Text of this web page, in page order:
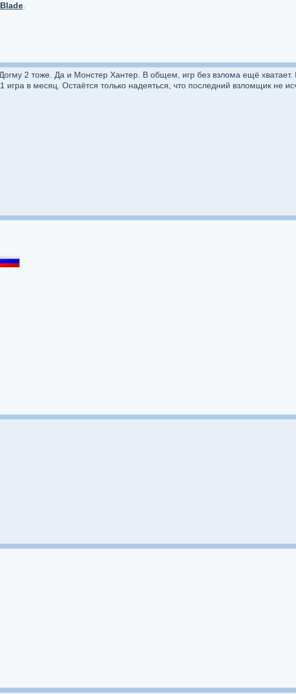
.
2 тоже. Да и Монстер Хантер. В общем, игр без взлома ещё хватает.
в месяц. Остаётся только надеяться, что последний взломщик не